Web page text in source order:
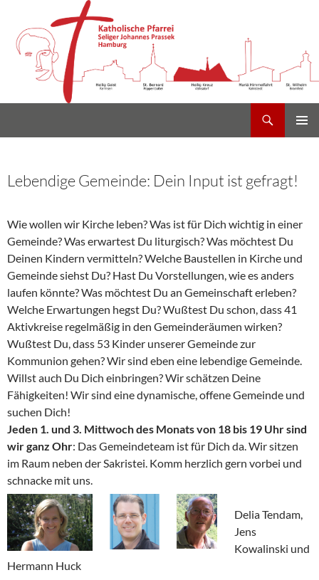
Lebendige Gemeinde: Dein Input ist gefragt!
Wie wollen wir Kirche leben? Was ist für Dich wichtig in einer
Gemeinde? Was erwartest Du liturgisch? Was möchtest Du
Deinen Kindern vermitteln? Welche Baustellen in Kirche und
Gemeinde siehst Du? Hast Du Vorstellungen, wie es anders
laufen könnte? Was möchtest Du an Gemeinschaft erleben?
Welche Erwartungen hegst Du? Wußtest Du schon, dass 41
Aktivkreise regelmäßig in den Gemeinderäumen wirken?
Wußtest Du, dass 53 Kinder unserer Gemeinde zur
Kommunion gehen? Wir sind eben eine lebendige Gemeinde.
Willst auch Du Dich einbringen? Wir schätzen Deine
Fähigkeiten! Wir sind eine dynamische, offene Gemeinde und
suchen Dich!
Jeden 1. und 3. Mittwoch des Monats von 18 bis 19 Uhr sind
wir ganz Ohr: Das Gemeindeteam ist für Dich da. Wir sitzen
im Raum neben der Sakristei. Komm herzlich gern vorbei und
schnacke mit uns.
Delia Tendam,
Jens
Kowalinski und
Hermann Huck